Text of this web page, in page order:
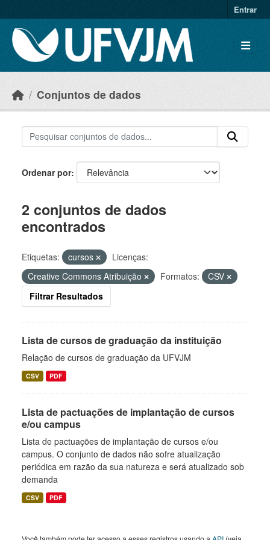
Entrar
Conjuntos de dados
Ordenar por
2 conjuntos de dados
encontrados
Etiquetas: cursos
Licenças:
Creative Commons Atribuição
Formatos:
CSV
Filtrar Resultados
Lista de cursos de graduação da instituição
Relação de cursos de graduação da UFVJM
CSV PDF
Lista de pactuações de implantação de cursos
e/ou campus
Lista de pactuações de implantação de cursos e/ou
campus. O conjunto de dados não sofre atualização
periódica em razão da sua natureza e será atualizado sob
demanda
CSV PDF